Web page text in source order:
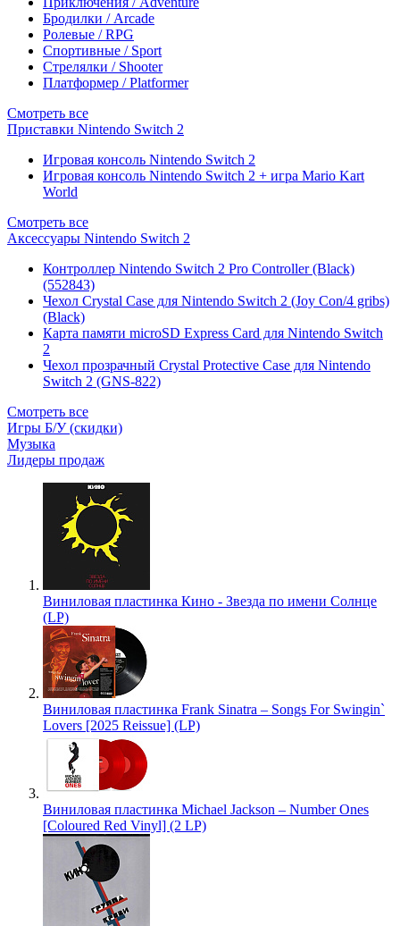
Бродилки / Arcade
Ролевые / RPG
Спортивные / Sport
Стрелялки / Shooter
Платформер / Platformer
Смотреть все
Приставки Nintendo Switch 2
Игровая консоль Nintendo Switch 2
Игровая консоль Nintendo Switch 2 + игра Mario Kart
World
Смотреть все
Аксессуары Nintendo Switch 2
Контроллер Nintendo Switch 2 Pro Controller (Black)
(552843)
Чехол Сrystal Сase для Nintendo Switch 2 (Joy Con/4 gribs)
(Black)
Карта памяти microSD Express Card для Nintendo Switch
2
Чехол прозрачный Crystal Protective Case для Nintendo
Switch 2 (GNS-822)
Смотреть все
Игры Б/У (скидки)
Музыка
Лидеры продаж
Виниловая пластинка Кино - Звезда по имени Солнце
(LP)
Виниловая пластинка Frank Sinatra – Songs For Swingin`
Lovers [2025 Reissue] (LP)
Виниловая пластинка Michael Jackson – Number Ones
[Coloured Red Vinyl] (2 LP)